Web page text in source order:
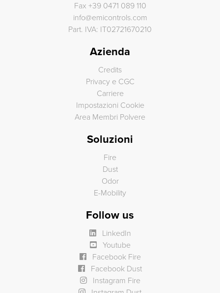
Fax +39 0471 089 110
info@emicontrols.com
Part. IVA: IT02721670210
Azienda
Credits
Privacy e CGC
Carriere
Impostazioni Cookie
Area Membri Polvere
Soluzioni
Fire
Dust
Odor
E-Mobility
Follow us
LinkedIn
Youtube
Facebook Fire
Facebook Dust
Instagram Fire